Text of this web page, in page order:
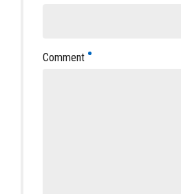
Comment